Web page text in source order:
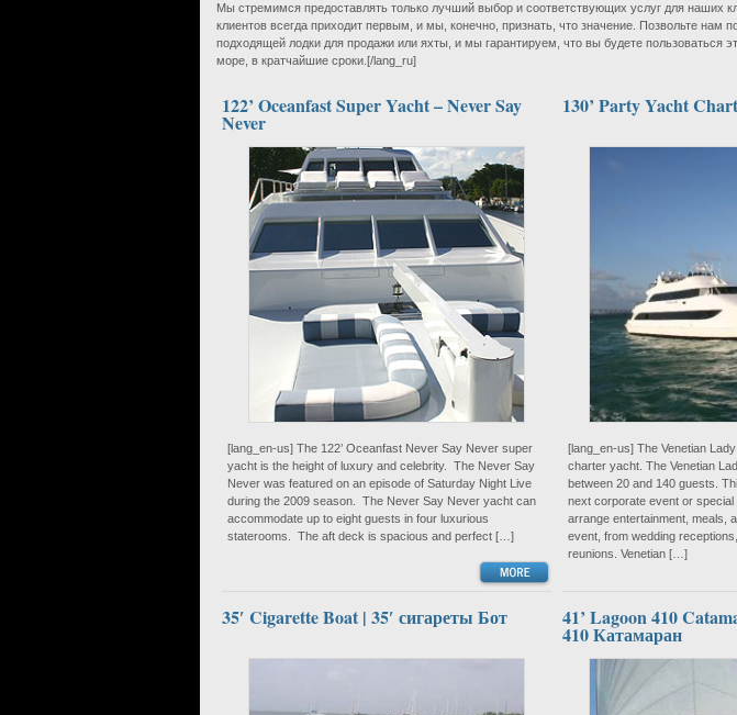
Мы стремимся предоставлять только лучший выбор и соответствующих услуг для наших
клиентов всегда приходит первым, и мы, конечно, признать, что значение. Позвольте нам
подходящей лодки для продажи или яхты, и мы гарантируем, что вы будете пользоваться
море, в кратчайшие сроки.[/lang_ru]
122’ Oceanfast Super Yacht – Never Say
Never
[lang_en-us] The 122’ Oceanfast Never Say Never super
yacht is the height of luxury and celebrity. The Never Say
Never was featured on an episode of Saturday Night Live
during the 2009 season. The Never Say Never yacht can
accommodate up to eight guests in four luxurious
staterooms. The aft deck is spacious and perfect […]
130’ Party Yacht
[lang_en-us] The Venetian
charter yacht. The Venetian
between 20 and 140 guests.
next corporate event or
arrange entertainment, meals,
event, from wedding
reunions. Venetian […]
35′ Cigarette Boat | 35′ сигареты Бот 41’ Lagoon 410
410 Катамаран